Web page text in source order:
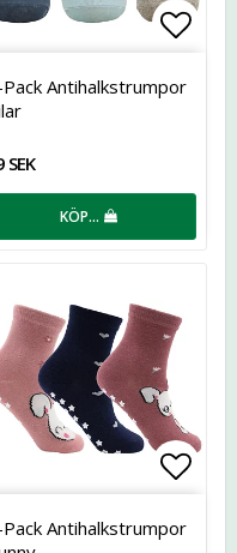
i favoritlistan
Antihalkstrumpor
SEK
KÖP…
i favoritlistan
Antihalkstrumpor